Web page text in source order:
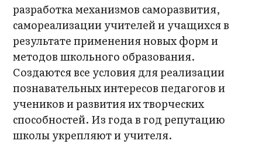
разработка механизмов саморазвития,
самореализации учителей и учащихся в
результате применения новых форм и
методов школьного образования.
Создаются все условия для реализации
познавательных интересов педагогов и
учеников и развития их творческих
способностей. Из года в год репутацию
школы укрепляют и учителя.